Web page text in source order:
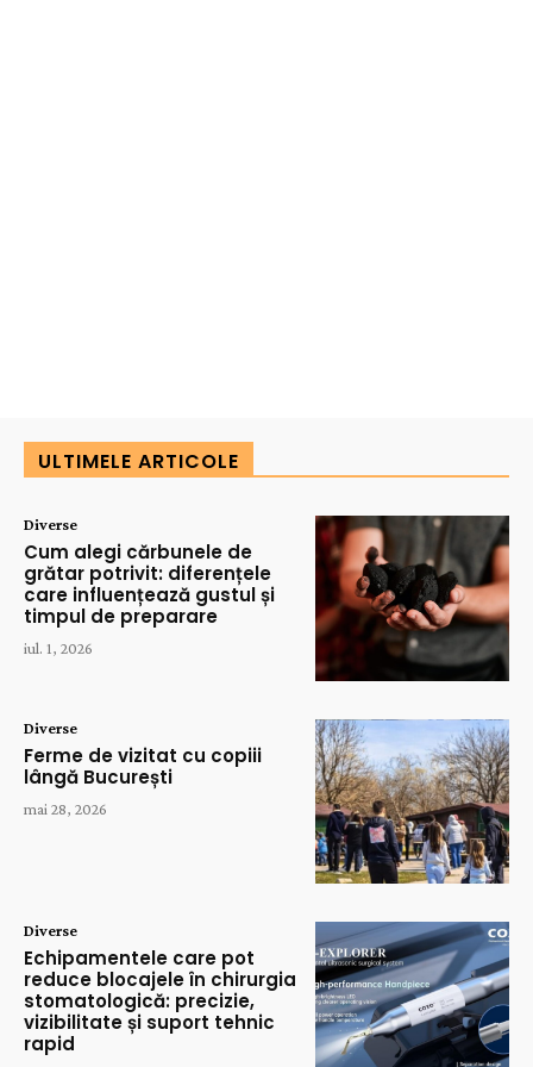
ULTIMELE ARTICOLE
Diverse
Cum alegi cărbunele de
grătar potrivit: diferențele
care influențează gustul și
timpul de preparare
iul. 1, 2026
Diverse
Ferme de vizitat cu copiii
lângă București
mai 28, 2026
Diverse
Echipamentele care pot
reduce blocajele în chirurgia
stomatologică: precizie,
vizibilitate și suport tehnic
rapid